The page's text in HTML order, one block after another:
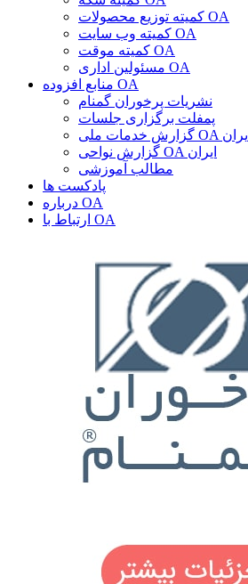
کمیته توزیع محصولات OA
کمیته وب سایت OA
کمیته موقت OA
مسئولین اداری OA
منابع افزوده OA
نشریات پرخوران گمنام
پمفلت برگزاری جلسات
گزارش خدمات ملی OA ایران
گزارش نواحی OA ایران
مطالب آموزشی
پادکست ها
درباره OA
ارتباط با OA